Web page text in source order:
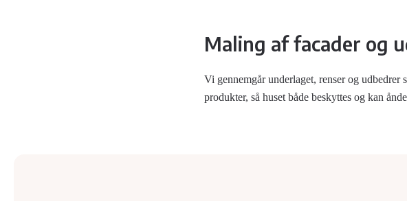
Maling af facader og
Vi gennemgår underlaget, renser og
produkter, så huset både beskyttes og kan